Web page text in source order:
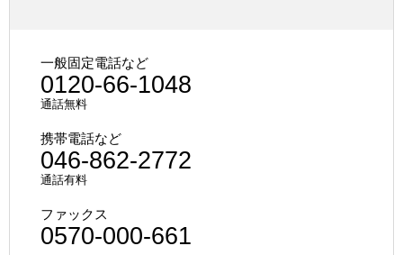
一般固定電話など
0120-66-1048
通話無料
携帯電話など
046-862-2772
通話有料
ファックス
0570-000-661